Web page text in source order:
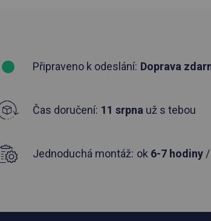
Připraveno k odeslání: Doprava
Čas doručení: 11 srpna už s tebou
Jednoduchá montáž: ok 6-7 hodiny/